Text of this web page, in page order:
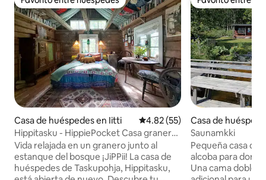
Favorito entre huéspedes
Casa de huéspedes en Iitti Calificación promedio: 4.82 de
4.82 (55)
Hippitasku - HippiePocket Casa granero
colorida
Vida relajada en un granero junto al
estanque del bosque ¡JiPPii! La casa de
huéspedes de Taskupohja, Hippitasku,
Favorito entre
Casa de
saari
Saunamkki
Pequeña casa de
alcoba para
Una cama doble,